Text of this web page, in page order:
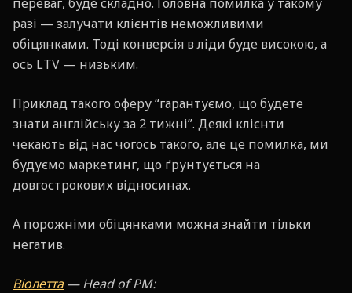
разі — залучати клієнтів неможливими
обіцянками. Тоді конверсія в ліди буде високою, а
ось LTV — низьким.
Приклад такого оферу “гарантуємо, що будете
знати англійську за 2 тижні”. Деякі клієнти
чекають від нас чогось такого, але це помилка, ми
будуємо маркетинг, що ґрунтується на
довгострокових відносинах.
А порожніми обіцянками можна знайти тільки
негатив.
Віолетта— Head of PM: